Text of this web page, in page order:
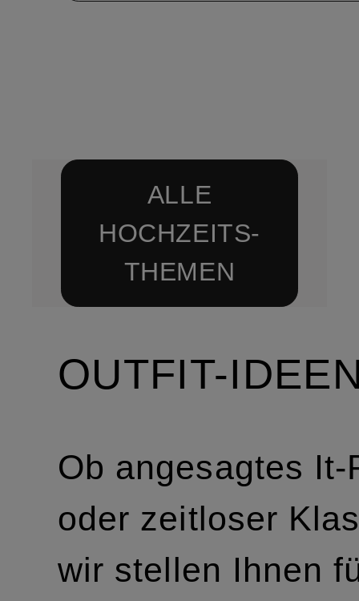
ALLE
HOCHZEITS-
THEMEN
OUTFIT-
Ob angesagtes It-
oder zeitloser
wir stellen Ihnen